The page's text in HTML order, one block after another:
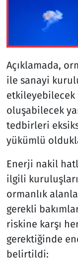
Açıklamada,
ile sanayi
oluşabilecek
tedbirleri
yükümlü
Enerji nakil
ilgili
ormanlık
gerekli
riskine karşı
gerektiğinde
belirtildi: